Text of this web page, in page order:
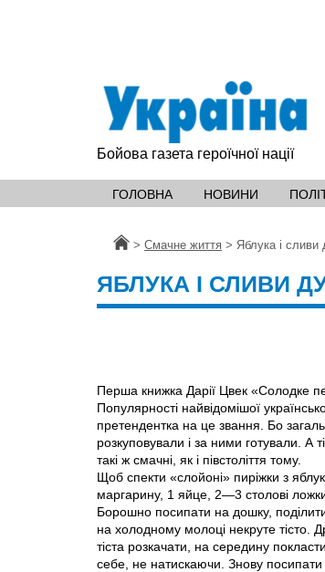
Бойова газета героїчної нації
ГОЛОВНА НОВИНИ
Головна
> Смачне життя > Яблука і сливи
ЯБЛУКА І СЛИВИ
Перша книжка Дарії Цвек «Солодке
Популярності найвідомішої
претендентка на це звання. Бо
розкуповували і за ними готували. А
такі ж смачні, як і півстоліття тому.
Щоб спекти «слойоні» пиріжки з
маргарину, 1 яйце, 2—3 столові
Борошно посипати на дошку,
на холодному молоці некруте тісто.
тіста розкачати, на середину
себе, не натискаючи. Знову посипати